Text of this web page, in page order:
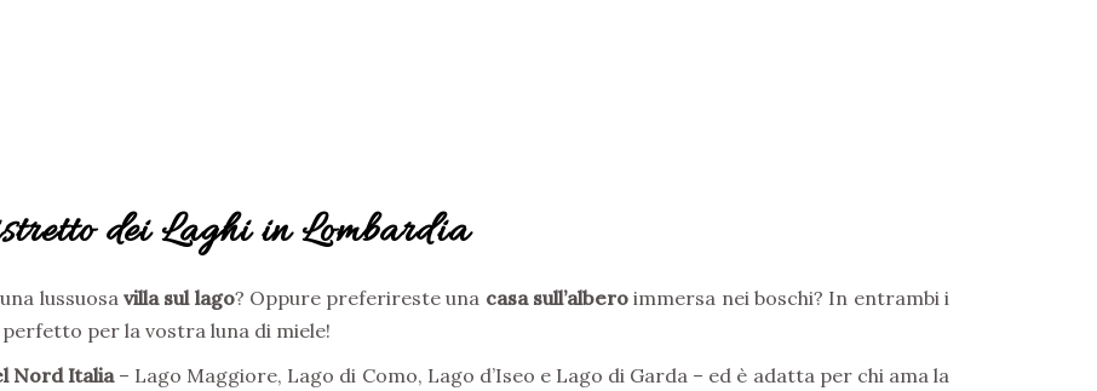
dei Laghi in Lombardia
lussuosa villa sul lago? Oppure preferireste una casa sull’albero immersa nei boschi? In entrambi i
per la vostra luna di miele!
Nord Italia– Lago Maggiore, Lago di Como, Lago d’Iseo e Lago di Garda – ed è adatta per chi ama la